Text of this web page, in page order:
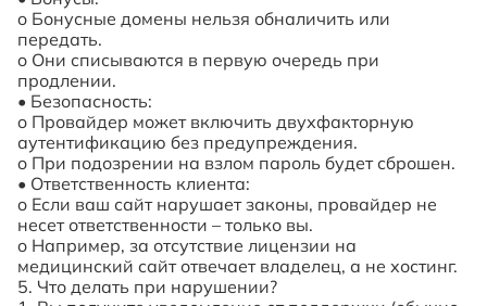
o Бонусные домены нельзя обналичить или
передать.
o Они списываются в первую очередь при
продлении.
• Безопасность:
o Провайдер может включить двухфакторную
аутентификацию без предупреждения.
o При подозрении на взлом пароль будет сброшен.
• Ответственность клиента:
o Если ваш сайт нарушает законы, провайдер не
несет ответственности – только вы.
o Например, за отсутствие лицензии на
медицинский сайт отвечает владелец, а не хостинг.
5. Что делать при нарушении?